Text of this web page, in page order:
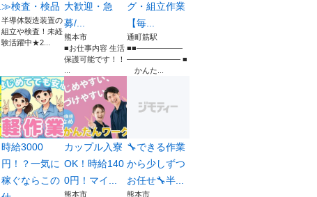
≫検査・検品
半導体製造装置の
組立や検査！未経
験活躍中★2...
大歓迎・急
募/...
熊本市
■お仕事内容 生活
保護可能です！！
グ・組立作業
【毎...
通町筋駅
■■――――――
――――――― ■
かんた...
時給3000
円！？一気に
稼ぐならこの
カップル入寮
OK！時給140
0円！マイ...
熊本市
🔧できる作業
から少しずつ
お任せ🔧半...
熊本市